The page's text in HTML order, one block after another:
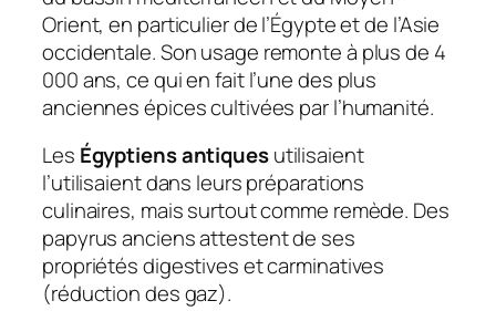
Orient, en particulier de l’Égypte et de l’Asie
occidentale. Son usage remonte à plus de 4
000 ans, ce qui en fait l’une des plus
anciennes épices cultivées par l’humanité.
Les Égyptiens antiquesutilisaient
l’utilisaient dans leurs préparations
culinaires, mais surtout comme remède. Des
papyrus anciens attestent de ses
propriétés digestives et carminatives
(réduction des gaz).